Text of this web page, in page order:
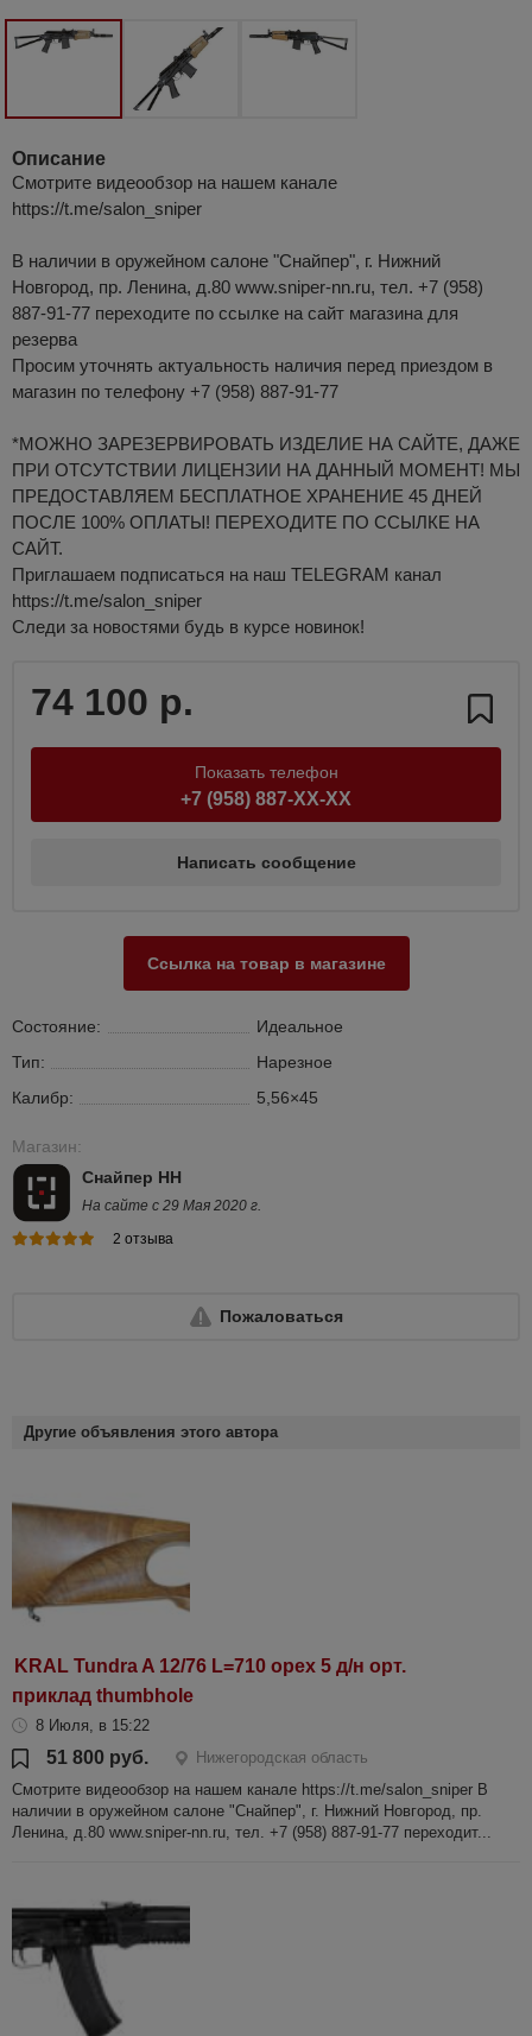
Описание
Смотрите видеообзор на нашем канале
https://t.me/salon_sniper
В наличии в оружейном салоне "Снайпер", г. Нижний
Новгород, пр. Ленина, д.80 www.sniper-nn.ru, тел. +7 (958)
887-91-77 переходите по ссылке на сайт магазина для
резерва
Просим уточнять актуальность наличия перед приездом в
магазин по телефону +7 (958) 887-91-77
*МОЖНО ЗАРЕЗЕРВИРОВАТЬ ИЗДЕЛИЕ НА САЙТЕ, ДАЖЕ
ПРИ ОТСУТСТВИИ ЛИЦЕНЗИИ НА ДАННЫЙ МОМЕНТ! МЫ
ПРЕДОСТАВЛЯЕМ БЕСПЛАТНОЕ ХРАНЕНИЕ 45 ДНЕЙ
ПОСЛЕ 100% ОПЛАТЫ! ПЕРЕХОДИТЕ ПО ССЫЛКЕ НА
САЙТ.
Приглашаем подписаться на наш TELEGRAM канал
https://t.me/salon_sniper
Следи за новостями будь в курсе новинок!
74 100 р.
Показать телефон
+7 (958) 887-XX-XX
Написать сообщение
Ссылка на товар в магазине
Состояние:
Идеальное
Тип:
Нарезное
Калибр:
5,56×45
Магазин:
Снайпер НН
На сайте с 29 Мая 2020 г.
2 отзыва
Пожаловаться
Другие объявления этого автора
KRAL Tundra A 12/76 L=710 орех 5 д/н орт.
приклад thumbhole
8 Июля, в 15:22
51 800 руб.
Нижегородская область
Смотрите видеообзор на нашем канале https://t.me/salon_sniper В
наличии в оружейном салоне "Снайпер", г. Нижний Новгород, пр.
Ленина, д.80 www.sniper-nn.ru, тел. +7 (958) 887-91-77 переходит...